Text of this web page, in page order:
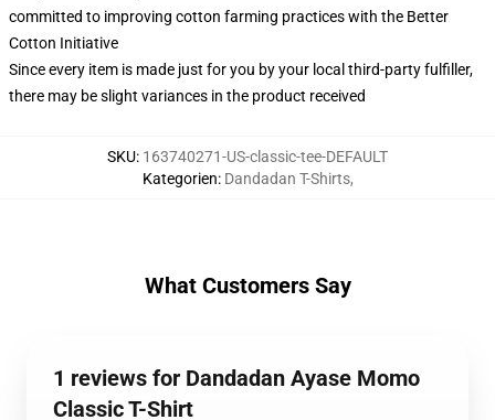
committed to improving cotton farming practices with the Better
Cotton Initiative
Since every item is made just for you by your local third-party fulfiller,
there may be slight variances in the product received
SKU: 163740271-US-classic-tee-DEFAULT
Kategorien: Dandadan T-Shirts,
What Customers Say
1 reviews for Dandadan Ayase Momo
Classic T-Shirt